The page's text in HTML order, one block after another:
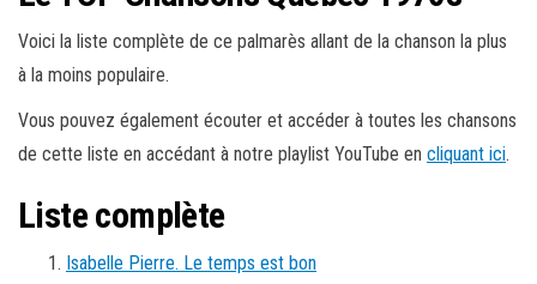
Voici la liste complète de ce palmarès allant de la chanson la plus
à la moins populaire.
Vous pouvez également écouter et accéder à toutes les chansons
de cette liste en accédant à notre playlist YouTube en cliquant ici.
Liste complète
Isabelle Pierre. Le temps est bon